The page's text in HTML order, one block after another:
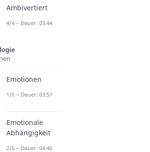
Ambivertiert
4/4 – Dauer: 03:44
Emotionen
1/6 – Dauer: 03:51
Emotionale
Abhängigkeit
2/6 – Dauer: 04:46